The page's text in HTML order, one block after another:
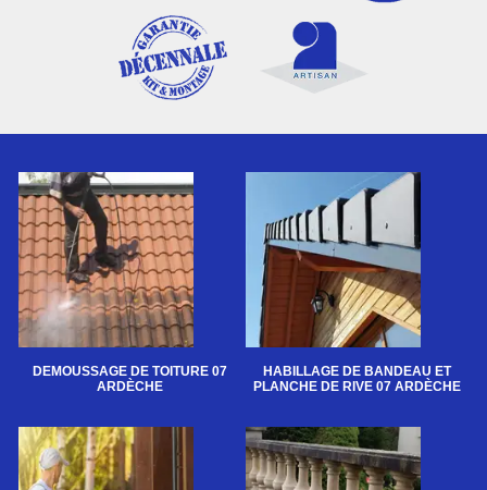
DEMOUSSAGE DE TOITURE 07
ARDÈCHE
HABILLAGE DE BANDEAU ET
PLANCHE DE RIVE 07 ARDÈCHE